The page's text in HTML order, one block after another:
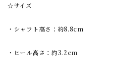
☆サイズ
・シャフト高さ：約8.8cm
・ヒール高さ：約3.2cm